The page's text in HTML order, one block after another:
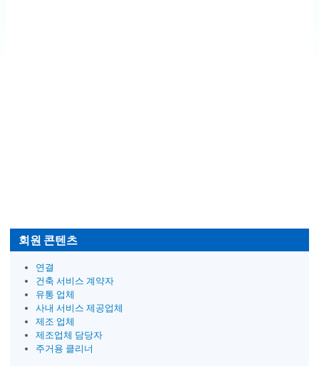
회원 콘텐츠
연결
건축 서비스 계약자
유통 업체
사내 서비스 제공업체
제조 업체
제조업체 담당자
주거용 클리너